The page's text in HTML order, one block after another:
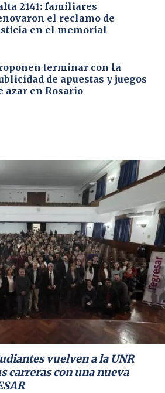
2141: familiares
el reclamo de
en el memorial
terminar con la
de apuestas y juegos
azar en Rosario
vuelven a la UNR
carreras con una nueva